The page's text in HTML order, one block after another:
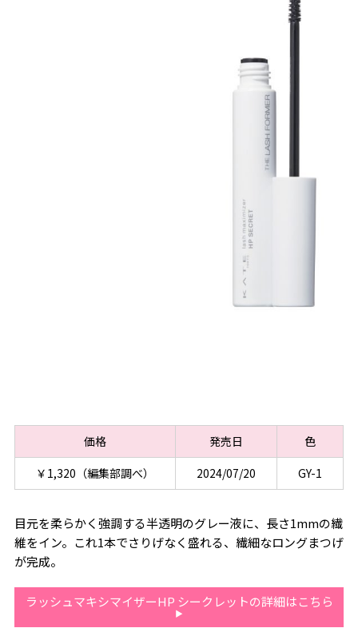
価格 発売日
色
￥1,320（編集部調べ）
2024/07/20 GY-1
目元を柔らかく強調する半透明のグレー液に、長さ1mmの繊
維をイン。これ1本でさりげなく盛れる、繊細なロングまつげ
が完成。
ラッシュマキシマイザーHP シークレットの詳細はこちら